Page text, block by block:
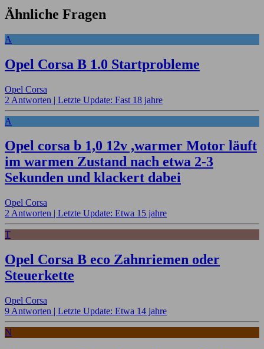
Ähnliche Fragen
A
Opel Corsa B 1.0 Startprobleme
Opel Corsa
2 Antworten | Letzte Update: Fast 18 jahre
A
Opel corsa b 1,0 12v ,warmer Motor läuft
im warmen Zustand nach etwa 2-3
Sekunden und klackert dabei
Opel Corsa
2 Antworten | Letzte Update: Etwa 15 jahre
T
Opel Corsa B eco Zahnriemen oder
Steuerkette
Opel Corsa
9 Antworten | Letzte Update: Etwa 14 jahre
N